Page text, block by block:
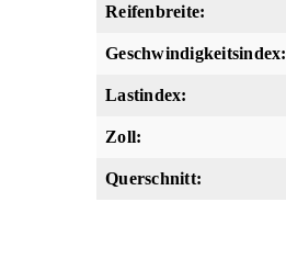
Reifenbreite:
Geschwindigkeitsindex:
Lastindex:
Zoll:
Querschnitt: